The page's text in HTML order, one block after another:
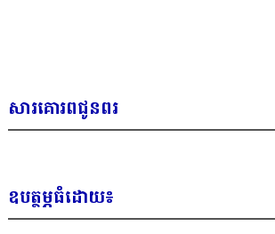
សារគោរពជូនពរ
ឧបត្ថម្ភធំដោយ៖